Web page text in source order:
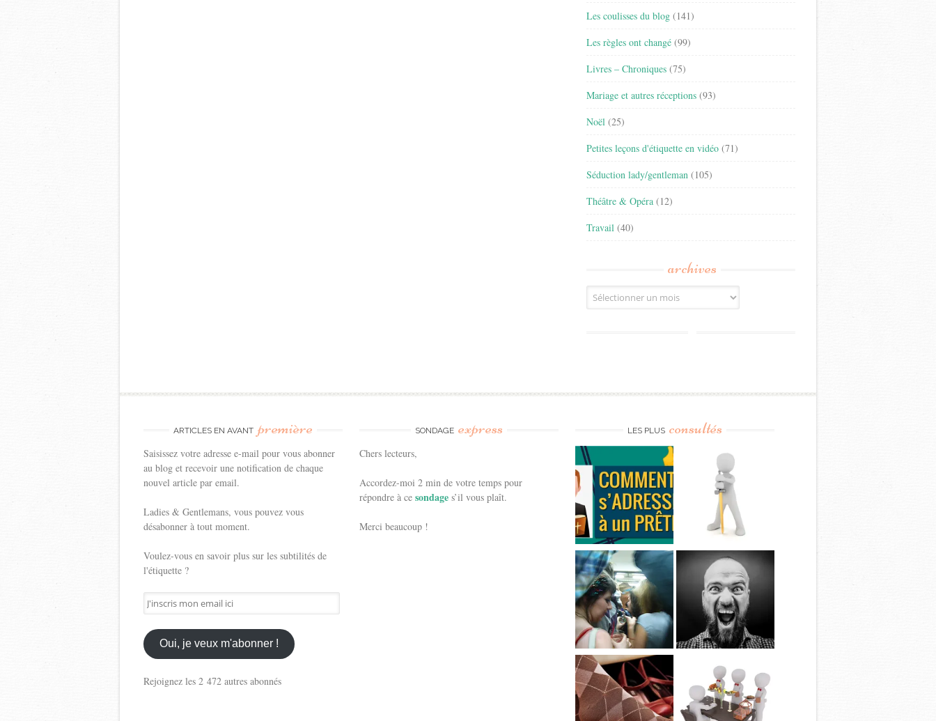
Les coulisses du blog (141)
Les règles ont changé (99)
Livres – Chroniques (75)
Mariage et autres réceptions (93)
Noël (25)
Petites leçons d'étiquette en vidéo (71)
Séduction lady/gentleman (105)
Théâtre & Opéra (12)
Travail (40)
archives
Archives
ARTICLES EN AVANT première
Saisissez votre adresse e-mail pour vous abonner
au blog et recevoir une notification de chaque
nouvel article par email.
Ladies & Gentlemans, vous pouvez vous
désabonner à tout moment.
Voulez-vous en savoir plus sur les subtilités de
l'étiquette ?
J'inscris
mon
email
ici
Oui, je veux m'abonner !
Rejoignez les 2 472 autres abonnés
SONDAGE express
Chers lecteurs,
Accordez-moi 2 min de votre temps pour
répondre à cesondages’il vous plaît.
Merci beaucoup !
LES PLUS consultés